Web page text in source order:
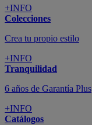
+INFO
Colecciones
Crea tu propio estilo
+INFO
Tranquilidad
6 años de Garantía Plus
+INFO
Catálogos